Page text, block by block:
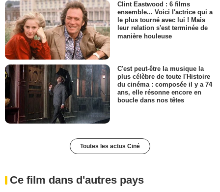
Clint Eastwood : 6 films
ensemble... Voici l'actrice qui a
le plus tourné avec lui ! Mais
leur relation s'est terminée de
manière houleuse
C'est peut-être la musique la
plus célèbre de toute l'Histoire
du cinéma : composée il y a 74
ans, elle résonne encore en
boucle dans nos têtes
Toutes les actus Ciné
Ce film dans d'autres pays